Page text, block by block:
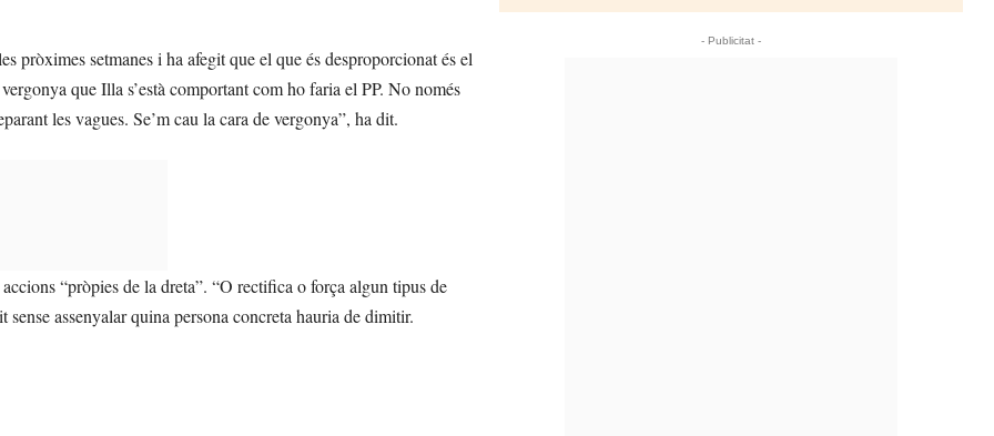
pròximes setmanes i ha afegit que el que és desproporcionat és el
que Illa s’està comportant com ho faria el PP. No només
les vagues. Se’m cau la cara de vergonya”, ha dit.
“pròpies de la dreta”. “O rectifica o força algun tipus de
assenyalar quina persona concreta hauria de dimitir.
- Publicitat -